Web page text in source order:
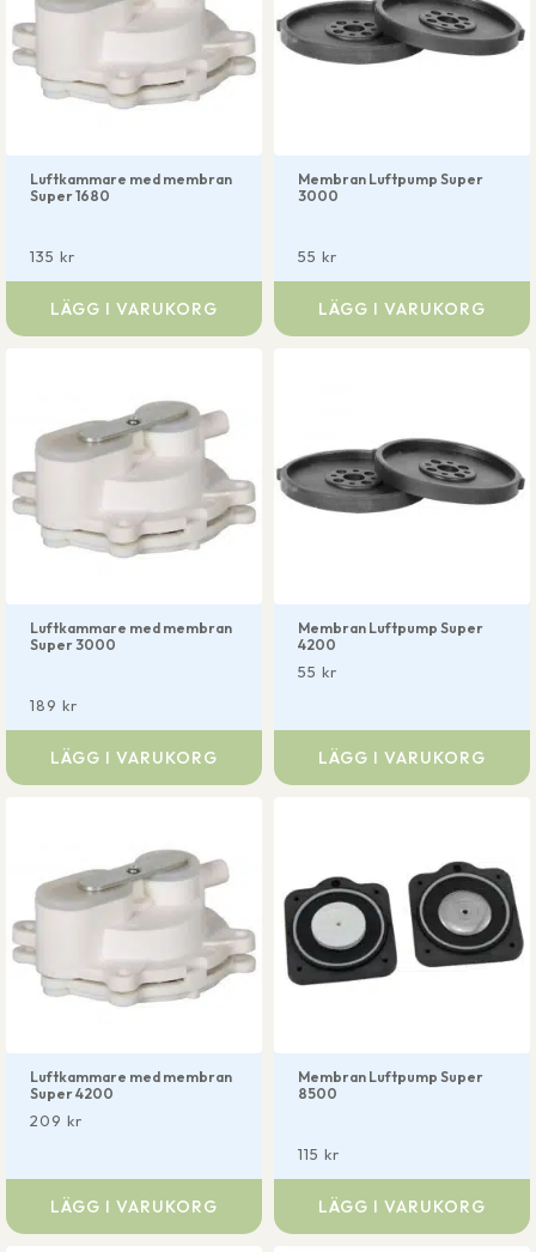
Luftkammare med membran
Super 1680
135 kr
LÄGG I VARUKORG
Membran Luftpump Super
3000
55 kr
LÄGG I VARUKORG
Luftkammare med membran
Super 3000
189 kr
LÄGG I VARUKORG
Membran Luftpump Super
4200
55 kr
LÄGG I VARUKORG
Luftkammare med membran
Super 4200
209 kr
LÄGG I VARUKORG
Membran Luftpump Super
8500
115 kr
LÄGG I VARUKORG